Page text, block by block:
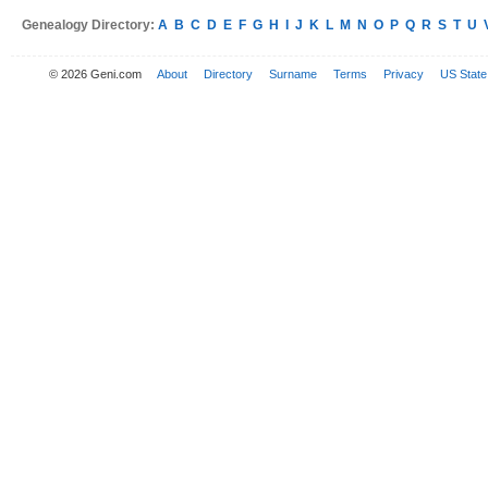
Genealogy Directory: A B C D E F G H J K L M N O P Q R S T U
© 2026 Geni.com About Directory Surname Terms Privacy US